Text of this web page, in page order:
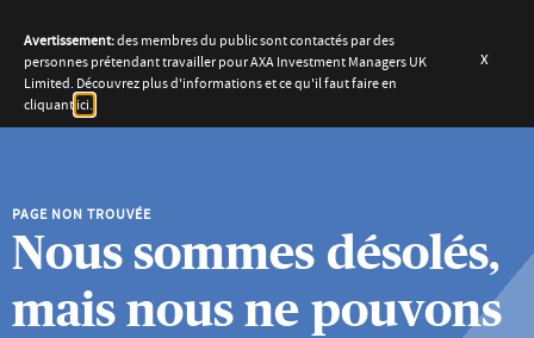
PAGE NON TROUVÉE
Nous sommes désolés,
mais nous ne pouvons
Avertissement:des membres du public sont contactés par des
personnes prétendant travailler pour AXA Investment Managers UK
Limited. Découvrez plus d'informations et ce qu'il faut faire en
cliquant ici.
x